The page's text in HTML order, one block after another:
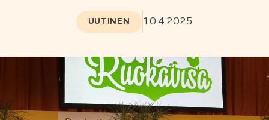
UUTINEN 10.4.2025